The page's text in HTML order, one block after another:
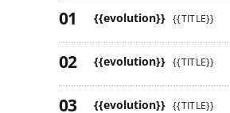
{{evolution}} {{TITLE}}
{{evolution}} {{TITLE}}
{{evolution}} {{TITLE}}